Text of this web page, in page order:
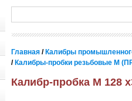
Главная / Калибры
/ Калибры-пробки резьбовые М
Калибр-пробка М 128